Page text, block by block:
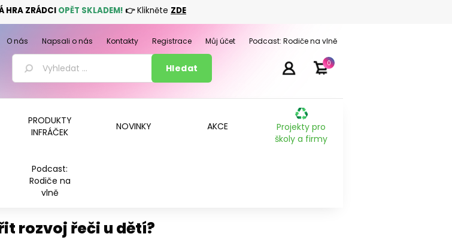
HRA ZRÁDCI OPĚT SKLADEM! 👉Klikněte ZDE
0
PRODUKTY
INFRÁČEK
NOVINKY AKCE
Projekty pro
školy a firmy
Podcast:
Rodiče na
vlně
O nás Napsali o nás Kontakty Registrace Můj účet Podcast: Rodiče na vlně
rozvoj řeči u dětí?